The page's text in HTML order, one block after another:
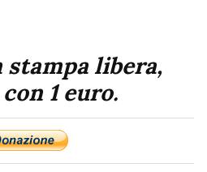
stampa libera,
1 euro.